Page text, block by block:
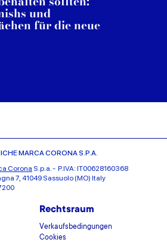
und
für die neue
MARCA CORONA S.P.A.
Corona S.p.a. - P.IVA: IT00628160368
7, 41049 Sassuolo (MO) Italy
Rechtsraum
Verkaufsbedingungen
Cookies